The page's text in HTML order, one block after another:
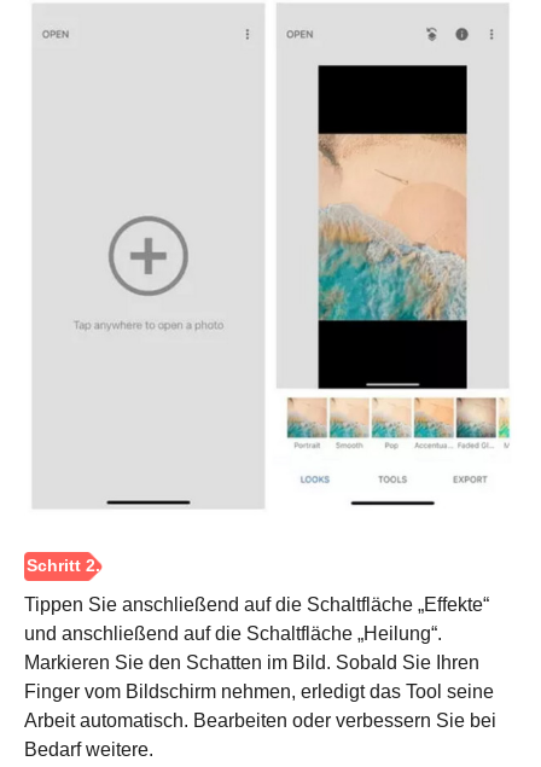
Schritt 3.
Tippen Sie anschließend auf die Schaltfläche „Effekte“
und anschließend auf die Schaltfläche „Heilung“.
Markieren Sie den Schatten im Bild. Sobald Sie Ihren
Finger vom Bildschirm nehmen, erledigt das Tool seine
Arbeit automatisch. Bearbeiten oder verbessern Sie bei
Bedarf weitere.